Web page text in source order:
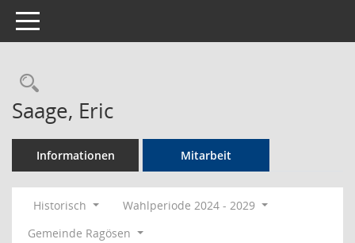
Toggle navigation
Rechercheauswahl
Saage, Eric
Informationen Mitarbeit
Historisch
Wahlperiode 2024 - 2029
Gemeinde Ragösen